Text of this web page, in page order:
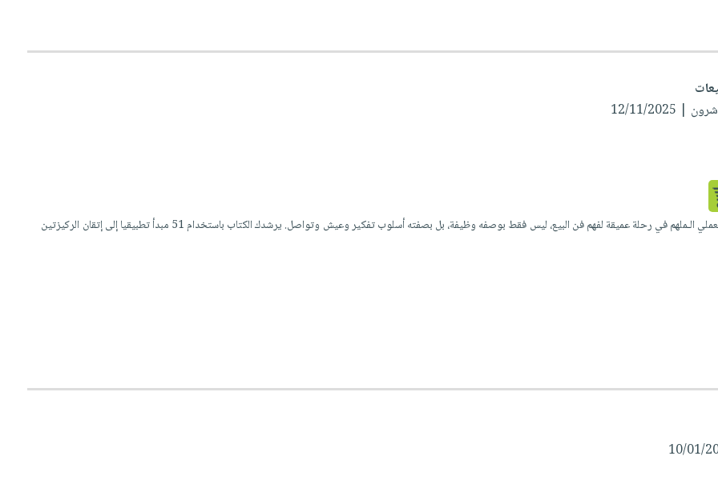
11/2025
يأخذك هذا الدليل العملي الـملهم في رحلة عميقة لفهم فن البيع، ليس فقط بوصفه وظيفة، بل بصفته أسلوب تفكير وعيش وتواصل. يرشدك الكتاب باستخدام 51 مبدأ تطبيقيا إلى إتقان الركيزتين